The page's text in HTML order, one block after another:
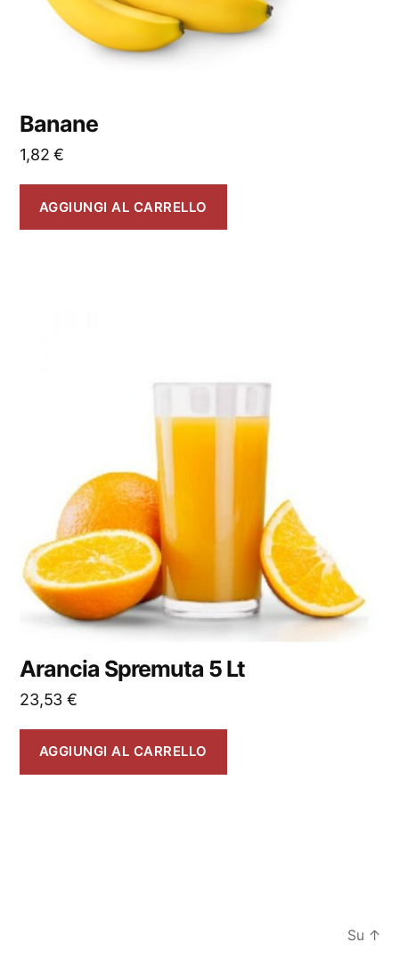
Banane
1,82€
AGGIUNGI AL CARRELLO
Arancia Spremuta 5 Lt
23,53 €
AGGIUNGI AL CARRELLO
Su ↑